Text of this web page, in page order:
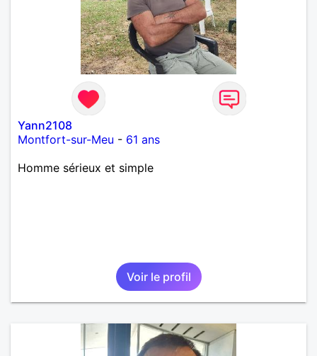
Yann2108
Montfort-sur-Meu - 61 ans
Homme sérieux et simple
Voir le profil